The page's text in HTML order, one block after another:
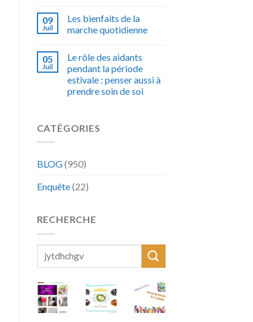
09
Juil
Les bienfaits de la
marche quotidienne
05
Juil
Le rôle des aidants
pendant la période
estivale : penser aussi à
prendre soin de soi
CATÉGORIES
BLOG(950)
Enquête(22)
RECHERCHE